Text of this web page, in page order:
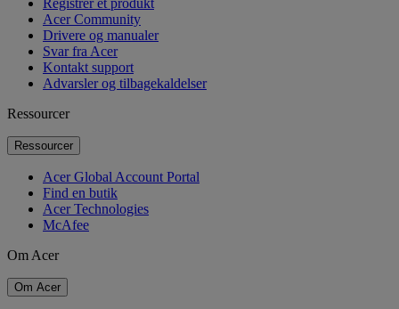
Acer Community
Drivere og manualer
Svar fra Acer
Kontakt support
Advarsler og tilbagekaldelser
Ressourcer
Ressourcer
Acer Global Account Portal
Find en butik
Acer Technologies
McAfee
Om Acer
Om Acer